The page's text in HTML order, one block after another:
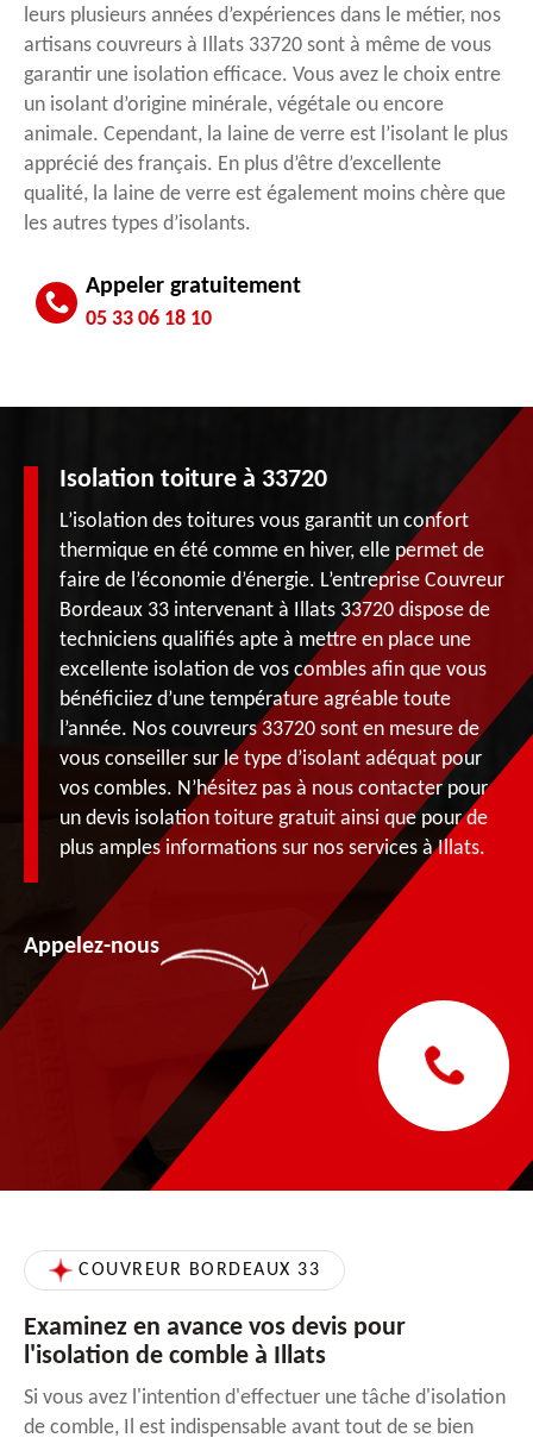
leurs plusieurs années d’expériences dans le métier, nos
artisans couvreurs à Illats 33720 sont à même de vous
garantir une isolation efficace. Vous avez le choix entre
un isolant d’origine minérale, végétale ou encore
animale. Cependant, la laine de verre est l’isolant le plus
apprécié des français. En plus d’être d’excellente
qualité, la laine de verre est également moins chère que
les autres types d’isolants.
Appeler gratuitement
05 33 06 18 10
Isolation toiture à 33720
L’isolation des toitures vous garantit un confort
thermique en été comme en hiver, elle permet de
faire de l’économie d’énergie. L’entreprise Couvreur
Bordeaux 33 intervenant à Illats 33720 dispose de
techniciens qualifiés apte à mettre en place une
excellente isolation de vos combles afin que vous
bénéficiiez d’une température agréable toute
l’année. Nos couvreurs 33720 sont en mesure de
vous conseiller sur le type d’isolant adéquat pour
vos combles. N’hésitez pas à nous contacter pour
un devis isolation toiture gratuit ainsi que pour de
plus amples informations sur nos services à Illats.
Appelez-nous
COUVREUR BORDEAUX 33
Examinez en avance vos devis pour
l'isolation de comble à Illats
Si vous avez l'intention d'effectuer une tâche d'isolation
de comble, Il est indispensable avant tout de se bien